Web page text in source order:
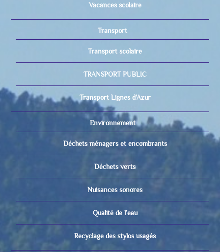
Vacances scolaire
Transport
Transport scolaire
TRANSPORT PUBLIC
Transport Lignes d’Azur
Environnement
Déchets ménagers et encombrants
Déchets verts
Nuisances sonores
Qualité de l’eau
Recyclage des stylos usagés